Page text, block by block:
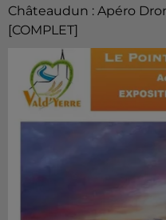
Châteaudun : Apéro
[COMPLET]